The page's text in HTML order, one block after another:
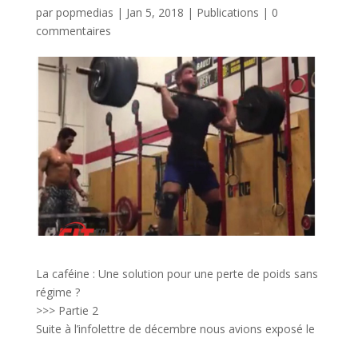
par popmedias | Jan 5, 2018 | Publications | 0
commentaires
La caféine : Une solution pour une perte de poids sans
régime ?
>>> Partie 2
Suite à l’infolettre de décembre nous avions exposé le